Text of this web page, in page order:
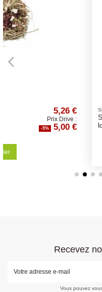
Shampoings et Parfums
Shampoing Essentiel
long - Différents Volumes
Recevez
Vous pouvez